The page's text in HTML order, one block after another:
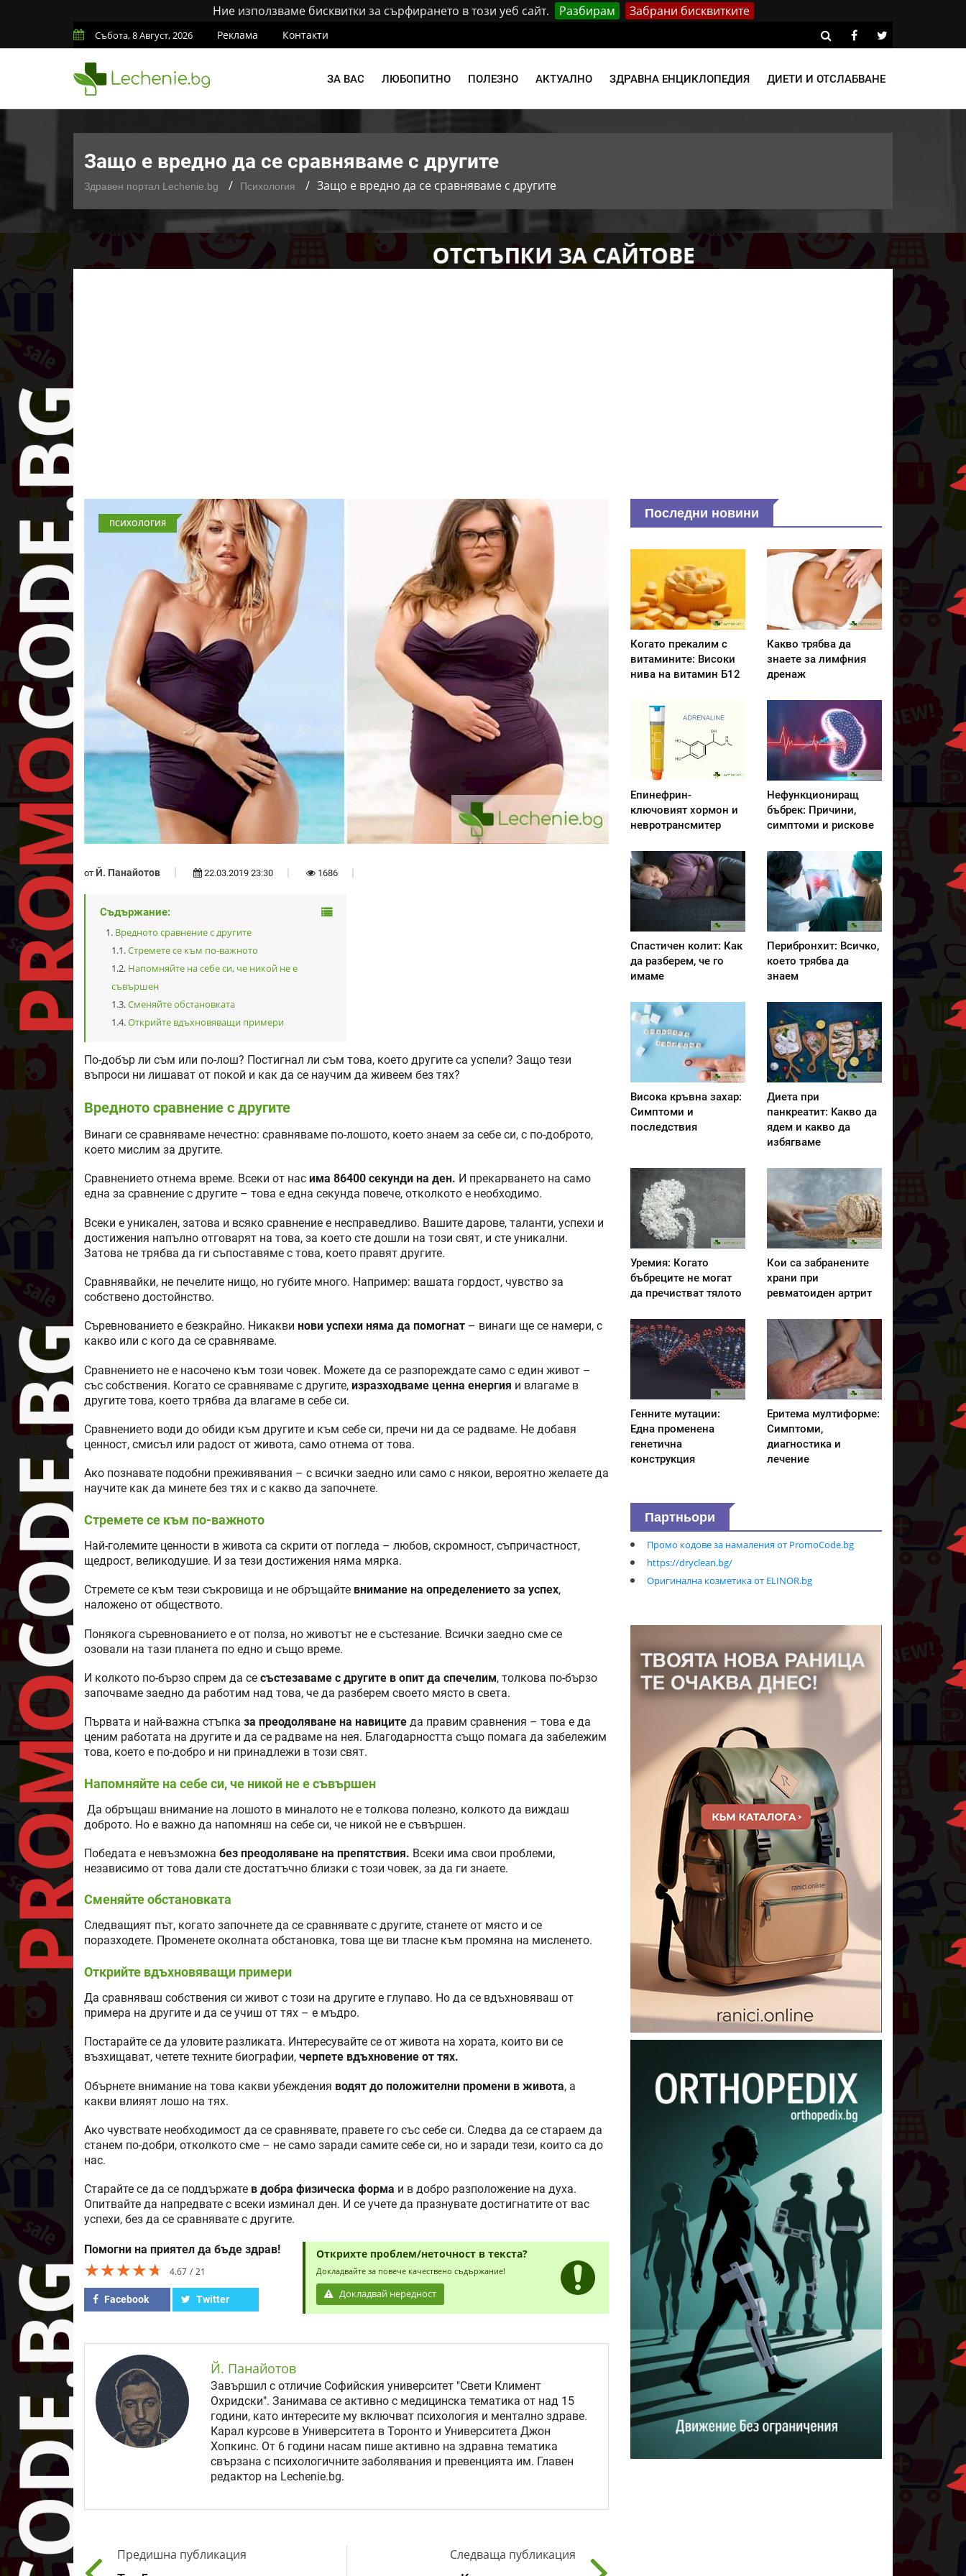
Ние използваме бисквитки за сърфирането в този уеб сайт. Разбирам Забрани бисквитките
Събота, 8 Август, 2026 Реклама Контакти
ЗА ВАС ЛЮБОПИТНО ПОЛЕЗНО АКТУАЛНО ЗДРАВНА ЕНЦИКЛОПЕДИЯ ДИЕТИ И ОТСЛАБВАНЕ
Защо е вредно да се сравняваме с другите
Здравен портал Lechenie.bg Психология Защо е вредно да се сравняваме с другите
ПСИХОЛОГИЯ
от Й. Панайотов 22.03.2019 23:30 1686
Съдържание:
Вредното сравнение с другите
Стремете се към по-важното
Напомняйте на себе си, че никой не е
съвършен
Сменяйте обстановката
Открийте вдъхновяващи примери
По-добър ли съм или по-лош? Постигнал ли съм това, което другите са успели? Защо тези
въпроси ни лишават от покой и как да се научим да живеем без тях?
Вредното сравнение с другите
Винаги се сравняваме нечестно: сравняваме по-лошото, което знаем за себе си, с по-доброто,
което мислим за другите.
Сравнението отнема време. Всеки от нас има 86400 секунди на ден. И прекарването на само
една за сравнение с другите – това е една секунда повече, отколкото е необходимо.
Всеки е уникален, затова и всяко сравнение е несправедливо. Вашите дарове, таланти, успехи и
достижения напълно отговарят на това, за което сте дошли на този свят, и сте уникални.
Затова не трябва да ги съпоставяме с това, което правят другите.
Сравнявайки, не печелите нищо, но губите много. Например: вашата гордост, чувство за
собствено достойнство.
Съревнованието е безкрайно. Никакви нови успехи няма да помогнат – винаги ще се намери, с
какво или с кого да се сравняваме.
Сравнението не е насочено към този човек. Можете да се разпореждате само с един живот –
със собствения. Когато се сравняваме с другите, изразходваме ценна енергия и влагаме в
другите това, което трябва да влагаме в себе си.
Сравнението води до обиди към другите и към себе си, пречи ни да се радваме. Не добавя
ценност, смисъл или радост от живота, само отнема от това.
Ако познавате подобни преживявания – с всички заедно или само с някои, вероятно желаете да
научите как да минете без тях и с какво да започнете.
Стремете се към по-важното
Най-големите ценности в живота са скрити от погледа – любов, скромност, съпричастност,
щедрост, великодушие. И за тези достижения няма мярка.
Стремете се към тези съкровища и не обръщайте внимание на определението за успех,
наложено от обществото.
Понякога съревнованието е от полза, но животът не е състезание. Всички заедно сме се
озовали на тази планета по едно и също време.
И колкото по-бързо спрем да се състезаваме с другите в опит да спечелим, толкова по-бързо
започваме заедно да работим над това, че да разберем своето място в света.
Първата и най-важна стъпка за преодоляване на навиците да правим сравнения – това е да
ценим работата на другите и да се радваме на нея. Благодарността също помага да забележим
това, което е по-добро и ни принадлежи в този свят.
Напомняйте на себе си, че никой не е съвършен
Да обръщаш внимание на лошото в миналото не е толкова полезно, колкото да виждаш
доброто. Но е важно да напомняш на себе си, че никой не е съвършен.
Победата е невъзможна без преодоляване на препятствия. Всеки има свои проблеми,
независимо от това дали сте достатъчно близки с този човек, за да ги знаете.
Сменяйте обстановката
Следващият път, когато започнете да се сравнявате с другите, станете от място и се
поразходете. Променете околната обстановка, това ще ви тласне към промяна на мисленето.
Открийте вдъхновяващи примери
Да сравняваш собствения си живот с този на другите е глупаво. Но да се вдъхновяваш от
примера на другите и да се учиш от тях – е мъдро.
Постарайте се да уловите разликата. Интересувайте се от живота на хората, които ви се
възхищават, четете техните биографии, черпете вдъхновение от тях.
Обърнете внимание на това какви убеждения водят до положителни промени в живота, а
какви влияят лошо на тях.
Ако чувствате необходимост да се сравнявате, правете го със себе си. Следва да се стараем да
станем по-добри, отколкото сме – не само заради самите себе си, но и заради тези, които са до
нас.
Старайте се да се поддържате в добра физическа форма и в добро разположение на духа.
Опитвайте да напредвате с всеки изминал ден. И се учете да празнувате достигнатите от вас
успехи, без да се сравнявате с другите.
Помогни на приятел да бъде здрав!
★★★★★
★★★★★
★★★★★ 4.67 21
Facebook Twitter
Открихте проблем/неточност в текста?
Докладвайте за повече качествено съдържание!
Докладвай нередност
Й. Панайотов
Завършил с отличие Софийския университет "Свети Климент
Охридски". Занимава се активно с медицинска тематика от над 15
години, като интересите му включват психология и ментално здраве.
Карал курсове в Университета в Торонто и Университета Джон
Хопкинс. От 6 години насам пише активно на здравна тематика
свързана с психологичните заболявания и превенцията им. Главен
редактор на Lechenie.bg.
Предишна публикация Следваща публикация
Последни новини
Когато прекалим с
витамините: Високи
нива на витамин Б12
Какво трябва да
знаете за лимфния
дренаж
Епинефрин-
ключовият хормон и
невротрансмитер
Нефункциониращ
бъбрек: Причини,
симптоми и рискове
Спастичен колит: Как
да разберем, че го
имаме
Перибронхит: Всичко,
което трябва да
знаем
Висока кръвна захар:
Симптоми и
последствия
Диета при
панкреатит: Kакво да
ядем и какво да
избягваме
Уремия: Когато
бъбреците не могат
да пречистват тялото
Кои са забранените
храни при
ревматоиден артрит
Генните мутации:
Една променена
генетична
конструкция
Еритема мултиформе:
Симптоми,
диагностика и
лечение
Партньори
Промо кодове за намаления от PromoCode.bg
https://dryclean.bg/
Оригинална козметика от ELINOR.bg